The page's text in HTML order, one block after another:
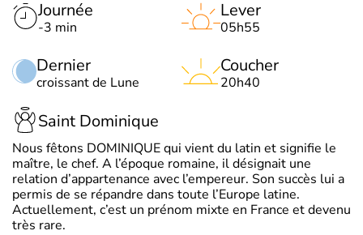
Journée
-3 min
Dernier
croissant de Lune
Lever
05h55
Coucher
20h40
Saint Dominique
Nous fêtons DOMINIQUE qui vient du latin et signifie le
maître, le chef. A l’époque romaine, il désignait une
relation d’appartenance avec l’empereur. Son succès lui a
permis de se répandre dans toute l’Europe latine.
Actuellement, c’est un prénom mixte en France et devenu
très rare.